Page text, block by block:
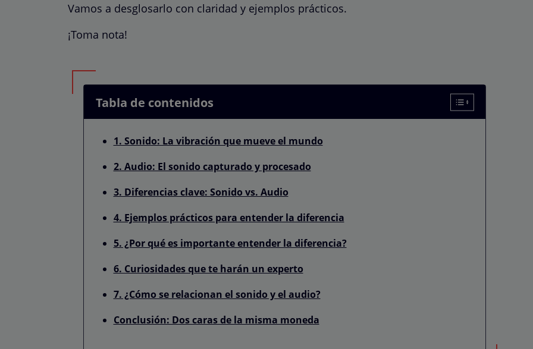
Vamos a desglosarlo con claridad y ejemplos prácticos.
¡Toma nota!
Tabla de contenidos
1. Sonido: La vibración que mueve el mundo
2. Audio: El sonido capturado y procesado
3. Diferencias clave: Sonido vs. Audio
4. Ejemplos prácticos para entender la diferencia
5. ¿Por qué es importante entender la diferencia?
6. Curiosidades que te harán un experto
7. ¿Cómo se relacionan el sonido y el audio?
Conclusión: Dos caras de la misma moneda